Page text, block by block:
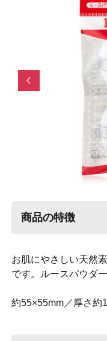
Previous
商品の特徴
お肌にやさしい天然
です。ルースパウダ
約55×55mm／厚さ約